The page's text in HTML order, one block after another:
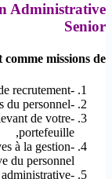
Administrative
Senior
missions de:
-Traiter et vérifier la conformité des dossiers de recrutement,
-Mettre à jour les données des dossiers du personnel,
de votre
portefeuille,
à la gestion
du personnel,
-Classer et archiver la documentation administrative,